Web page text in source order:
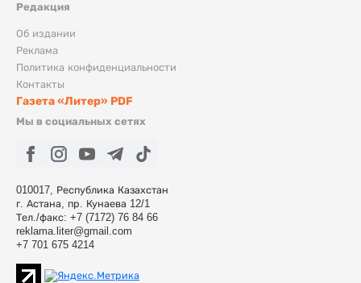
Редакция
Об издании
Реклама
Политика конфиденциальности
Контакты
Газета «Литер» PDF
Мы в социальных сетях
010017, Республика Казахстан
г. Астана, пр. Кунаева 12/1
Тел./факс: +7 (7172) 76 84 66
reklama.liter@gmail.com
+7 701 675 4214